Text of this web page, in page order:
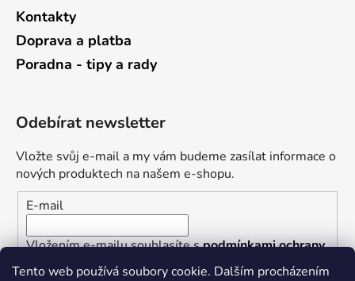
Tento web používá soubory cookie. Dalším procházením
Kontakty
Doprava a platba
Poradna - tipy a rady
Odebírat newsletter
Vložte svůj e-mail a my vám budeme zasílat informace o
nových produktech na našem e-shopu.
E-mail
Vložením e-mailu souhlasíte spodmínkami ochrany
osobních údajů